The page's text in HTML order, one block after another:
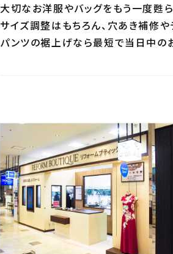
大切なお洋服やバッグをもう一度甦ら
サイズ調整はもちろん、穴あき補修
パンツの裾上げなら最短で当日中の